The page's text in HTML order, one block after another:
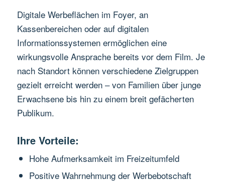
Digitale Werbeflächen im Foyer, an
Kassenbereichen oder auf digitalen
Informationssystemen ermöglichen eine
wirkungsvolle Ansprache bereits vor dem Film. Je
nach Standort können verschiedene Zielgruppen
gezielt erreicht werden – von Familien über junge
Erwachsene bis hin zu einem breit gefächerten
Publikum.
Ihre Vorteile:
Hohe Aufmerksamkeit im Freizeitumfeld
Positive Wahrnehmung der Werbebotschaft